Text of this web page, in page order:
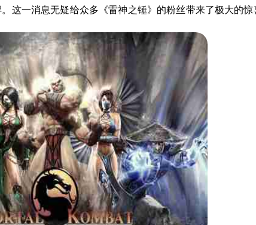
这一消息无疑给众多《雷神之锤》的粉丝带来了极大的惊